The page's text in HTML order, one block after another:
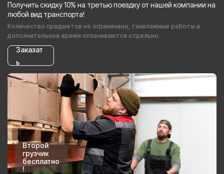
Получить скидку 10% на третью поездку от нашей компании на
любой вид транспорта!
Количество предметов не ограничено, такелажные работы и
дополнительное время оплачиваются отдельно.
Заказат
ь
Второй
грузчик
бесплатно
!